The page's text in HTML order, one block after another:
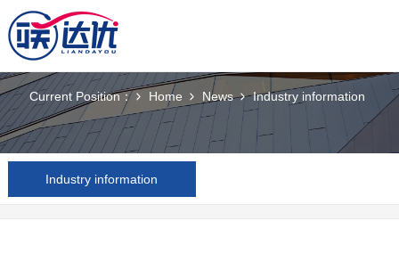
Current Position： Home News Industry information
Industry information